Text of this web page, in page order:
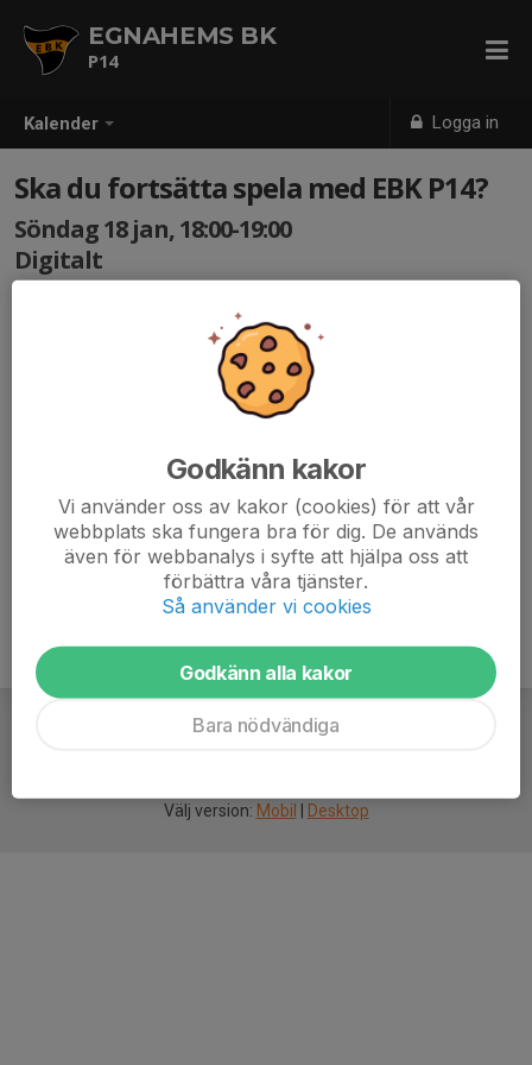
Kalender Logga in
EGNAHEMS BK
P14
Ska du fortsätta spela med EBK P14?
Söndag 18 jan, 18:00-19:00
Digitalt
Den årliga kollen för att se vilka som ska fortsätta spela
fotboll under säsongen 2026. Detta för att se om vi har
spelarunderlag för att anmäla tre lag till seriespel även i
det som en kommentar.
Välj version: Mobil Desktop
Godkänn kakor
Vi använder oss av kakor (cookies) för att vår
webbplats ska fungera bra för dig. De används
även för webbanalys i syfte att hjälpa oss att
förbättra våra tjänster.
Så använder vi cookies
Godkänn alla kakor
Bara nödvändiga